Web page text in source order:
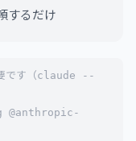
するだけ
です（claude --